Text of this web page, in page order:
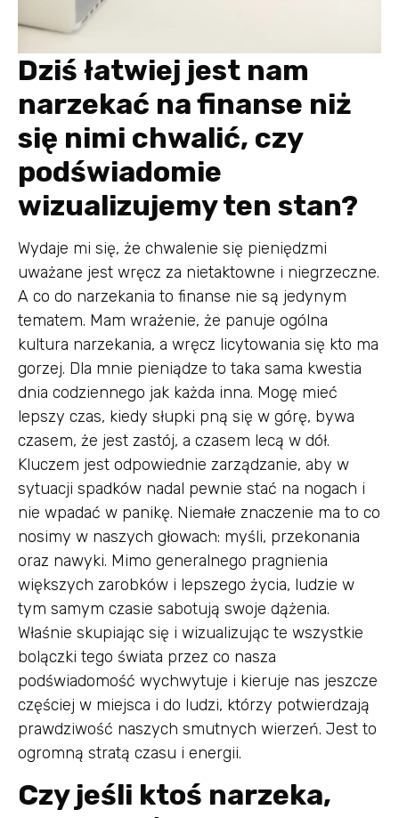
Dziś łatwiej jest nam
narzekać na finanse niż
się nimi chwalić, czy
podświadomie
wizualizujemy ten stan?
Wydaje mi się, że chwalenie się pieniędzmi
uważane jest wręcz za nietaktowne i niegrzeczne.
A co do narzekania to finanse nie są jedynym
tematem. Mam wrażenie, że panuje ogólna
kultura narzekania, a wręcz licytowania się kto ma
gorzej. Dla mnie pieniądze to taka sama kwestia
dnia codziennego jak każda inna. Mogę mieć
lepszy czas, kiedy słupki pną się w górę, bywa
czasem, że jest zastój, a czasem lecą w dół.
Kluczem jest odpowiednie zarządzanie, aby w
sytuacji spadków nadal pewnie stać na nogach i
nie wpadać w panikę. Niemałe znaczenie ma to co
nosimy w naszych głowach: myśli, przekonania
oraz nawyki. Mimo generalnego pragnienia
większych zarobków i lepszego życia, ludzie w
tym samym czasie sabotują swoje dążenia.
Właśnie skupiając się i wizualizując te wszystkie
bolączki tego świata przez co nasza
podświadomość wychwytuje i kieruje nas jeszcze
częściej w miejsca i do ludzi, którzy potwierdzają
prawdziwość naszych smutnych wierzeń. Jest to
ogromną stratą czasu i energii.
Czy jeśli ktoś narzeka,